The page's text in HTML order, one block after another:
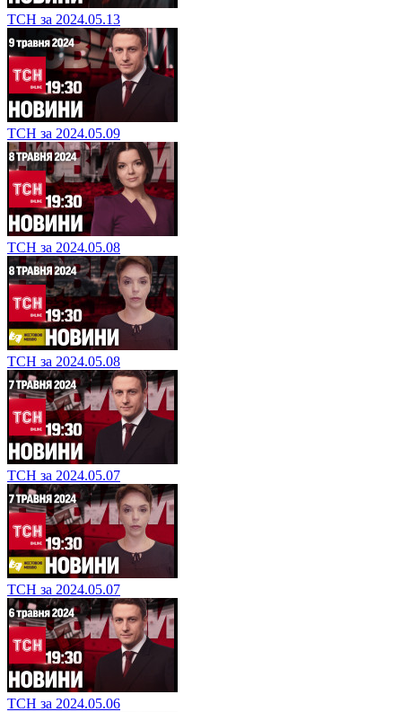
ТСН за 2024.05.13
ТСН за 2024.05.09
ТСН за 2024.05.08
ТСН за 2024.05.08
ТСН за 2024.05.07
ТСН за 2024.05.07
ТСН за 2024.05.06